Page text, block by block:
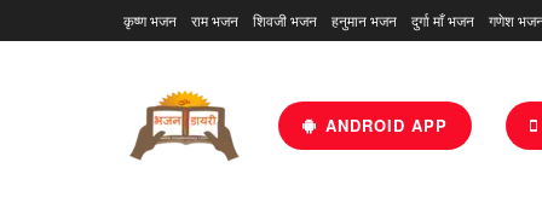
कृष्ण भजन राम भजन शिवजी भजन हनुमान भजन दुर्गा माँ भजन गणेश
ANDROID APP